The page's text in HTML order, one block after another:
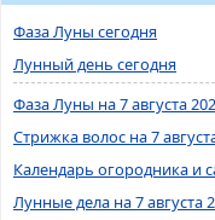
Фаза Луны сегодня
Лунный день сегодня
Фаза Луны на 7 августа
Стрижка волос на 7
Календарь огородника и
Лунные дела на 7 августа